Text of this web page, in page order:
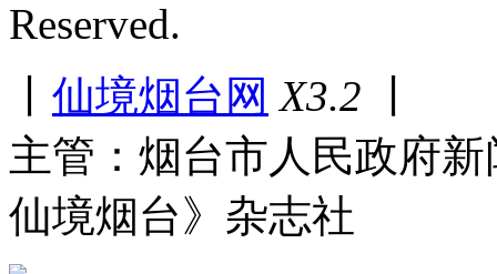
Reserved.
仙境烟台网 X3.2
主管：烟台市人民政府
仙境烟台》杂志社